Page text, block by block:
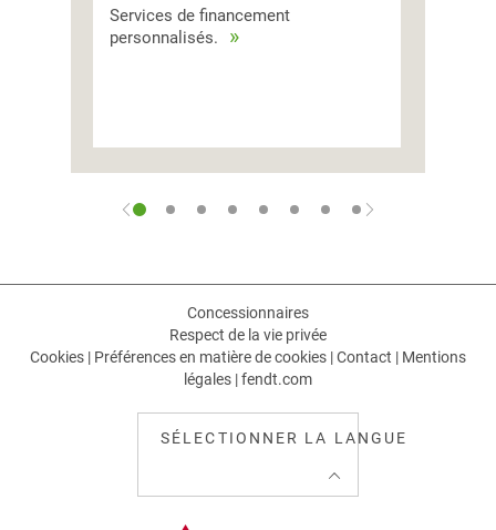
Services de financement
personnalisés.
Concessionnaires
Respect de la vie privée
Cookies | Préférences en matière de cookies |Contact | Mentions
légales |fendt.com
SÉLECTIONNER LA LANGUE